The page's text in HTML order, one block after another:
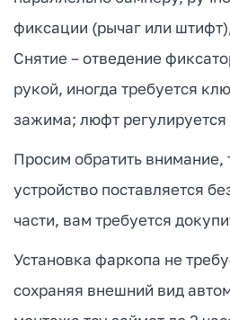
фиксации (рычаг или
Снятие – отведение
рукой, иногда требуется
зажима; люфт регулируется
Просим обратить внимание,
устройство поставляется
части, вам требуется
Установка фаркопа не
сохраняя внешний вид